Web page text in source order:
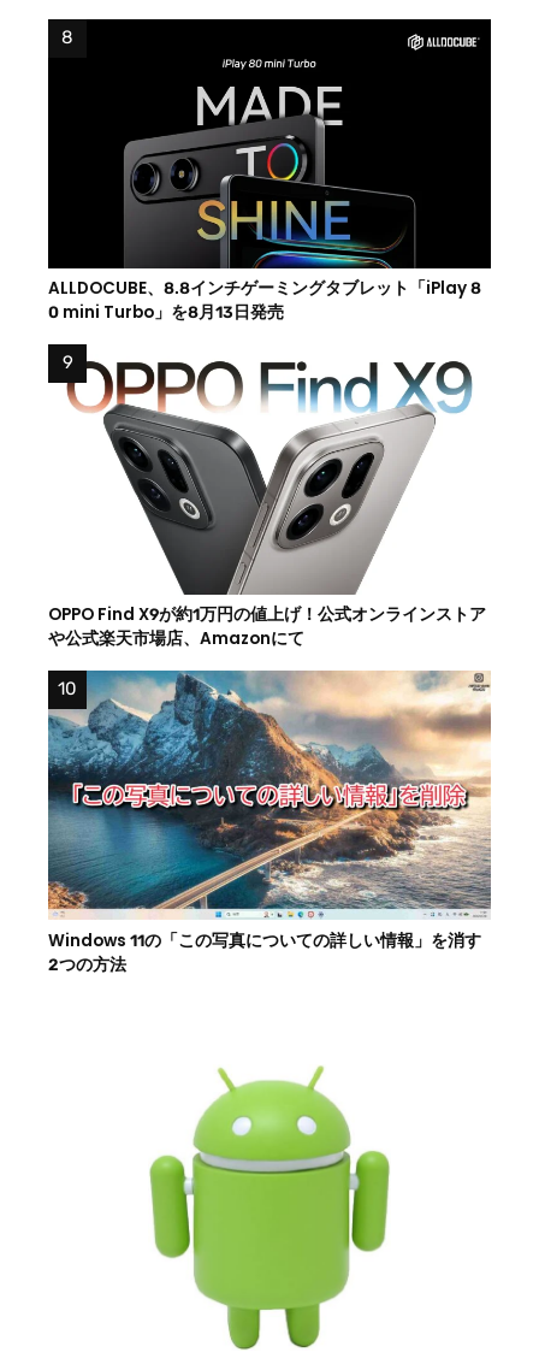
ALLDOCUBE、8.8インチゲーミングタブレット「iPlay 8
0 mini Turbo」を8月13日発売
OPPO Find X9が約1万円の値上げ！公式オンラインストア
や公式楽天市場店、Amazonにて
Windows 11の「この写真についての詳しい情報」を消す
2つの方法